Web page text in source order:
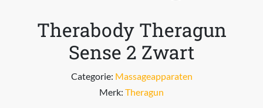
Therabody Theragun
Sense 2 Zwart
Categorie: Massageapparaten
Merk: Theragun